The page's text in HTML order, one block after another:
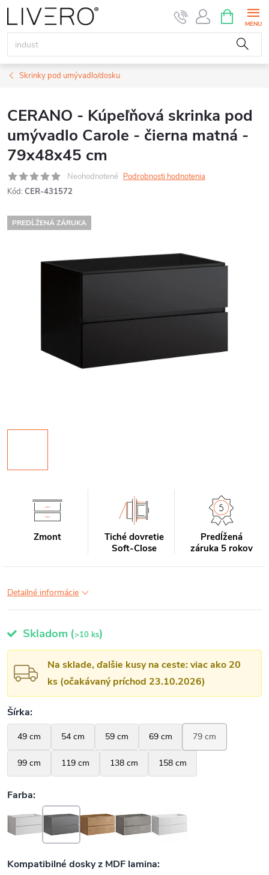
Prejsť
na
obsah
KOŠÍK
Skrinky pod umývadlo/dosku
CERANO - Kúpeľňová skrinka pod
umývadlo Carole - čierna matná -
79x48x45 cm
Neohodnotené Podrobnosti hodnotenia
Kód: CER-431572
PREDĹŽENÁ ZÁRUKA
Zmont
Tiché dovretie
Soft-Close
Predĺžená
záruka 5 rokov
Detailné informácie
Skladom (>10 ks)
Na sklade, ďalšie kusy na ceste: viac ako 20
ks (očakávaný príchod 23.10.2026)